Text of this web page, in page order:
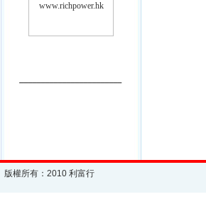
版權所有：2010 利富行